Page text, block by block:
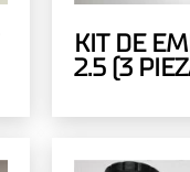
KIT DE
2.5 (3